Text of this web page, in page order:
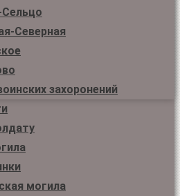
Северная
захоронений
могила